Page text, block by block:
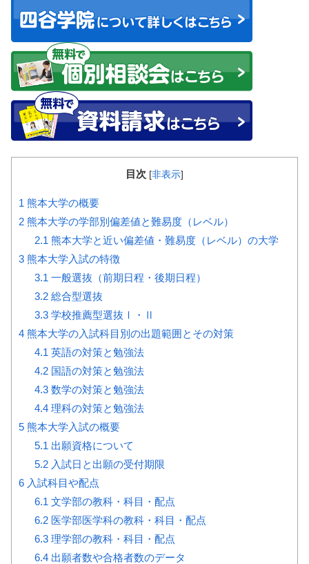
目次 [非表示]
1 熊本大学の概要
2 熊本大学の学部別偏差値と難易度（レベル）
2.1 熊本大学と近い偏差値・難易度（レベル）の大学
3 熊本大学入試の特徴
3.1 一般選抜（前期日程・後期日程）
3.2総合型選抜
3.3学校推薦型選抜Ⅰ・Ⅱ
4 熊本大学の入試科目別の出題範囲とその対策
4.1 英語の対策と勉強法
4.2国語の対策と勉強法
4.3数学の対策と勉強法
4.4理科の対策と勉強法
5 熊本大学入試の概要
5.1 出願資格について
5.2入試日と出願の受付期限
6 入試科目や配点
6.1 文学部の教科・科目・配点
6.2医学部医学科の教科・科目・配点
6.3理学部の教科・科目・配点
6.4出願者数や合格者数のデータ